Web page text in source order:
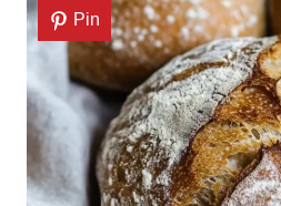
Pin